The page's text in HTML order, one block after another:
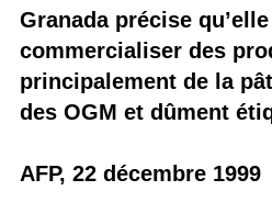
Granada précise
commercialiser des
principalement de la
des OGM et dûment
AFP, 22 décembre 1999